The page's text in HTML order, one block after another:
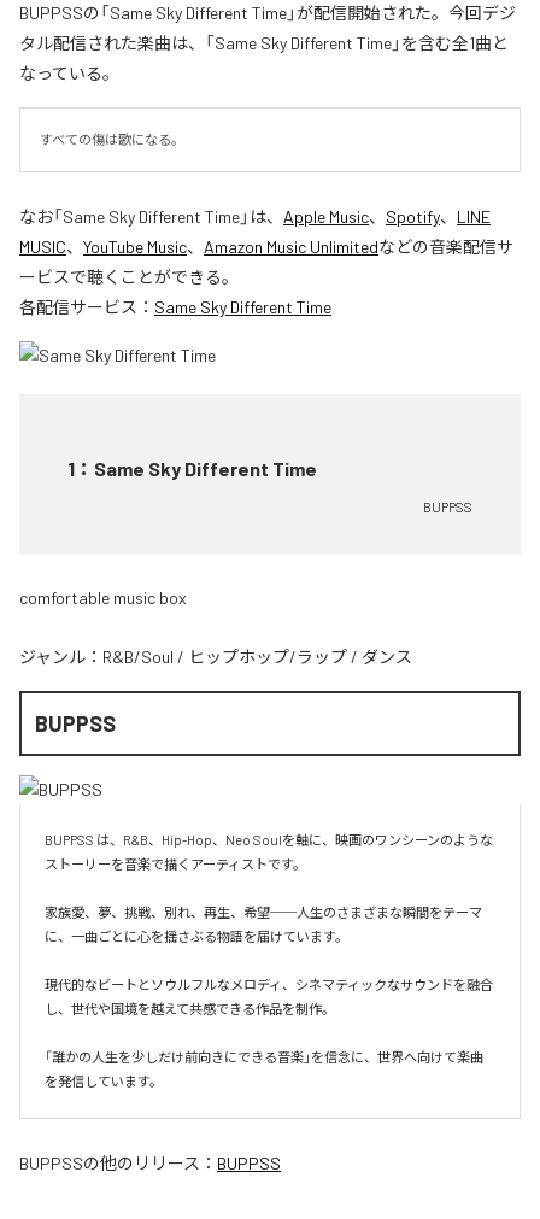
BUPPSSの「Same Sky Different Time」が配信開始された。今回デジ
タル配信された楽曲は、「Same Sky Different Time」を含む全1曲と
なっている。
すべての傷は歌になる。
なお「Same Sky Different Time」は、 Apple Music、 Spotify、 LINE
MUSIC、 YouTube Music、 Amazon Music Unlimitedなどの音楽配信サ
ービスで聴くことができる。
各配信サービス： Same Sky Different Time
1 ： Same Sky Different Time
BUPPSS
comfortable music box
ジャンル： R&B/Soul / ヒップホップ/ラップ / ダンス
BUPPSS
BUPPSS は、R&B、Hip-Hop、Neo Soulを軸に、映画のワンシーンのような
ストーリーを音楽で描くアーティストです。
家族愛、夢、挑戦、別れ、再生、希望──人生のさまざまな瞬間をテーマ
に、一曲ごとに心を揺さぶる物語を届けています。
現代的なビートとソウルフルなメロディ、シネマティックなサウンドを融合
し、世代や国境を越えて共感できる作品を制作。
「誰かの人生を少しだけ前向きにできる音楽」を信念に、世界へ向けて楽曲
を発信しています。
BUPPSSの他のリリース： BUPPSS